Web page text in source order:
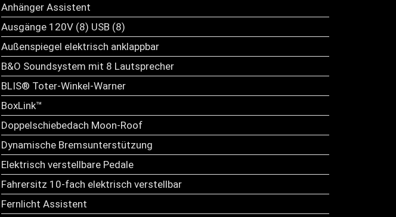
Anhänger Assistent
Ausgänge 120V (8) USB (8)
Außenspiegel elektrisch anklappbar
B&O Soundsystem mit 8 Lautsprecher
BLIS® Toter-Winkel-Warner
BoxLink™
Doppelschiebedach Moon-Roof
Dynamische Bremsunterstützung
Elektrisch verstellbare Pedale
Fahrersitz 10-fach elektrisch verstellbar
Fernlicht Assistent